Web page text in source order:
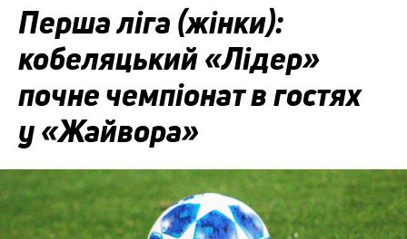
Перша ліга (жінки):
кобеляцький «Лідер»
почне чемпіонат в гостях
у «Жайвора»